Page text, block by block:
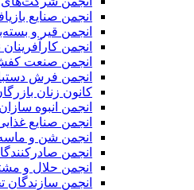
انجمن صنایع
انجمن قیر و
انجمن کارآفرینان
انجمن صنعت
انجمن فرش
کانون زنان
انجمن انبوه
انجمن صنایع
انجمن شن و
انجمن
انجمن حلال و
انجمن